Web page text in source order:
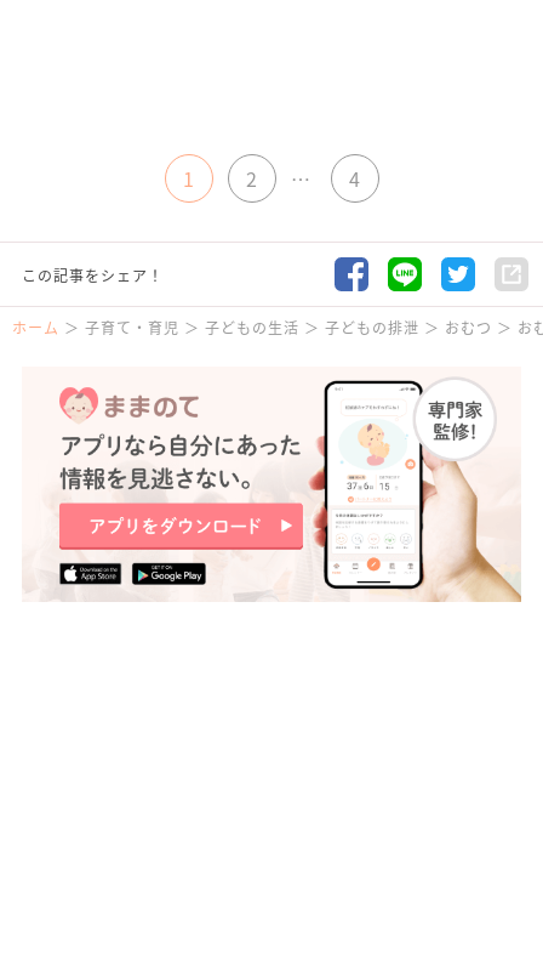
1 2 … 4
この記事をシェア！
ホーム 子育て・育児 子どもの生活 子どもの排泄 おむつ お